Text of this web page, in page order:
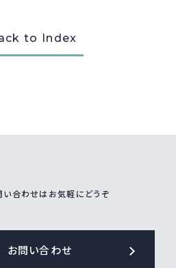
to Index
い合わせはお気軽にどうぞ
お問い合わせ